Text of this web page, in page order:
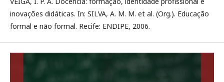
inovações didáticas. In: SILVA, A. M. M. et al. (Org.). Educação
formal e não formal. Recife: ENDIPE, 2006.